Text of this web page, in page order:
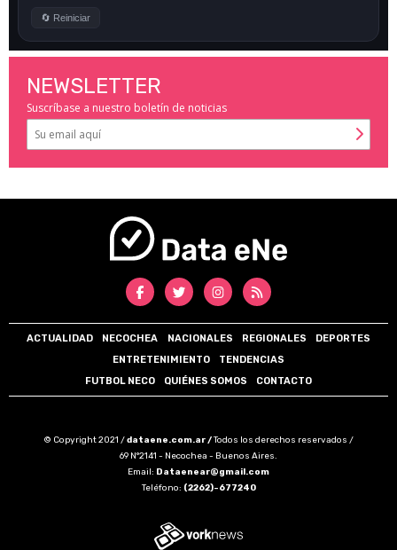
NEWSLETTER
Suscríbase a nuestro boletín de noticias
ACTUALIDAD NECOCHEA NACIONALES REGIONALES
DEPORTES
ENTRETENIMIENTO
TENDENCIAS
FUTBOL NECO
QUIÉNES SOMOS CONTACTO
© Copyright 2021 /dataene.com.ar /Todos los derechos reservados /
69 N°2141 - Necochea - Buenos Aires.
Email: Dataenear@gmail.com
Teléfono: (2262)-677240